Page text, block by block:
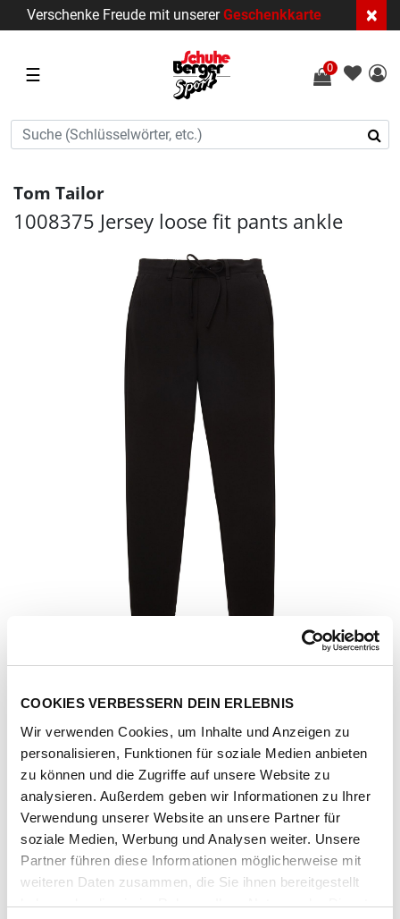
COOKIES VERBESSERN DEIN ERLEBNIS
Wir verwenden Cookies, um Inhalte und Anzeigen zu
personalisieren, Funktionen für soziale Medien anbieten
zu können und die Zugriffe auf unsere Website zu
analysieren. Außerdem geben wir Informationen zu Ihrer
Verwendung unserer Website an unsere Partner für
soziale Medien, Werbung und Analysen weiter. Unsere
Partner führen diese Informationen möglicherweise mit
weiteren Daten zusammen, die Sie ihnen bereitgestellt
haben oder die sie im Rahmen Ihrer Nutzung der Dienste
Verschenke Freude mit unsererGeschenkkarte ×
☰ 0
Tom Tailor
1008375 Jersey loose fit pants ankle
Artikel-Nr.1008375-deep-black
Farbe deep black